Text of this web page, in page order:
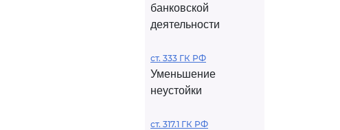
банковской
деятельности
ст. 333 ГК РФ
Уменьшение
неустойки
ст. 317.1 ГК РФ